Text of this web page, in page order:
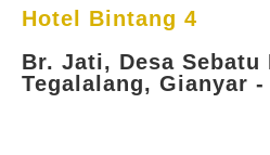
Hotel Bintang 4
Br. Jati, Desa Sebatu
Tegalalang, Gianyar